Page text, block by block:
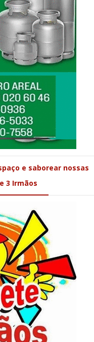
e saborear nossas
3 Irmãos